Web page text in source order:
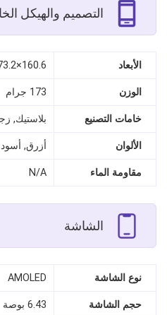
التصميم والهيكل
الأبعاد 160.6×73.2×7.8 مم
الوزن 173 جرام
خامات التصنيع بلاستيك,
الألوان أزرق, أسود
مقاومة الماء N/A
الشاشة
نوع الشاشة AMOLED
حجم الشاشة 6.43 بوصة